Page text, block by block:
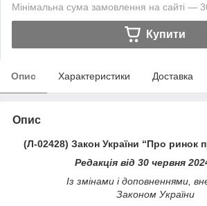
Мінімальна сума замовлення на сайті —
Купити
Опис Характеристики Доставка
Опис
(Л-02428) Закон України “Про ринок
Редакція від 30 червня
Із змінами і доповненнями,
Законом України